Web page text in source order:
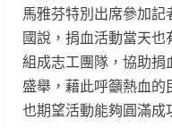
馬雅芬特別出席參加
國說，捐血活動當天
組成志工團隊，協助
盛舉，藉此呼籲熱血的
也期望活動能夠圓滿成